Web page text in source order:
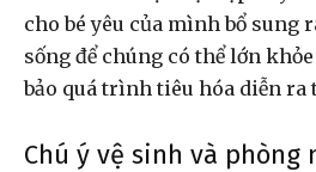
cho bé yêu của mình bổ sung
sống để chúng có thể lớn
bảo quá trình tiêu hóa diễn ra
Chú ý vệ sinh và phòng